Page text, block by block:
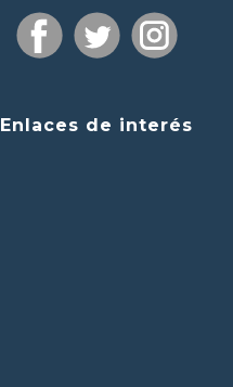
Enlaces de interés